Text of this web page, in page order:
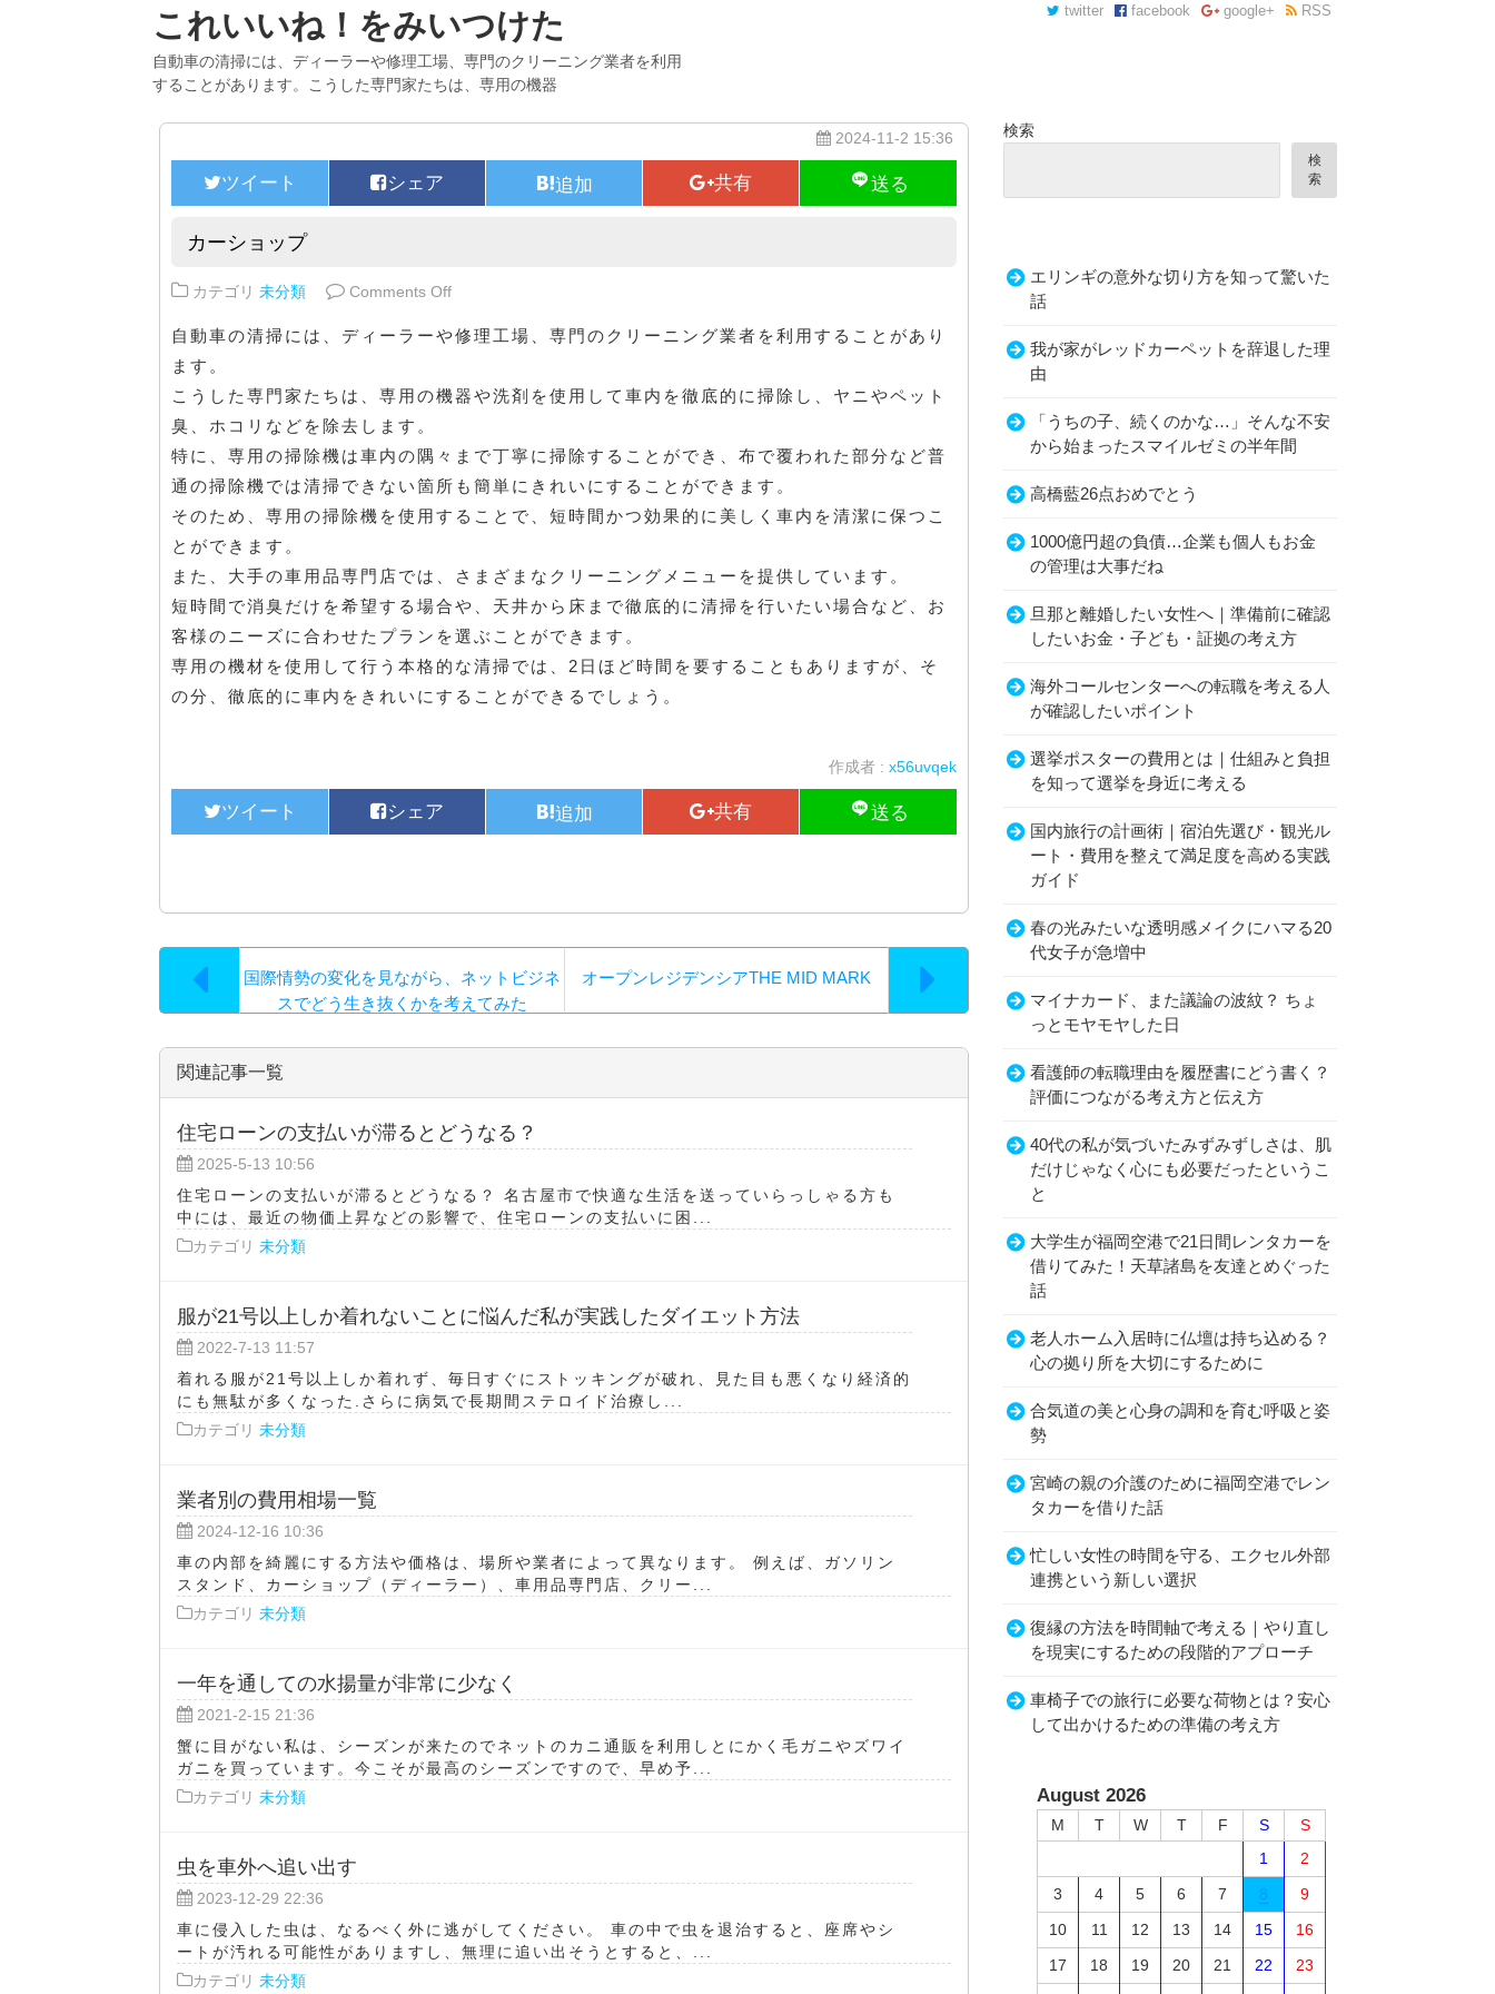
これいいね！をみいつけた
自動車の清掃には、ディーラーや修理工場、専門のクリーニング業者を利用
することがあります。こうした専門家たちは、専用の機器
twitter facebook google+ RSS
2024-11-2 15:36
カーショップ
カテゴリ 未分類 Comments Offon カーショップ
自動車の清掃には、ディーラーや修理工場、専門のクリーニング業者を利用することがあり
ます。
こうした専門家たちは、専用の機器や洗剤を使用して車内を徹底的に掃除し、ヤニやペット
臭、ホコリなどを除去します。
特に、専用の掃除機は車内の隅々まで丁寧に掃除することができ、布で覆われた部分など普
通の掃除機では清掃できない箇所も簡単にきれいにすることができます。
そのため、専用の掃除機を使用することで、短時間かつ効果的に美しく車内を清潔に保つこ
とができます。
また、大手の車用品専門店では、さまざまなクリーニングメニューを提供しています。
短時間で消臭だけを希望する場合や、天井から床まで徹底的に清掃を行いたい場合など、お
客様のニーズに合わせたプランを選ぶことができます。
専用の機材を使用して行う本格的な清掃では、2日ほど時間を要することもありますが、そ
の分、徹底的に車内をきれいにすることができるでしょう。
作成者 : x56uvqek
国際情勢の変化を見ながら、ネットビジネ
スでどう生き抜くかを考えてみた
オープンレジデンシアTHE MID MARK
関連記事一覧
住宅ローンの支払いが滞るとどうなる？
2025-5-13 10:56
住宅ローンの支払いが滞るとどうなる？ 名古屋市で快適な生活を送っていらっしゃる方も
中には、最近の物価上昇などの影響で、住宅ローンの支払いに困...
カテゴリ 未分類
服が21号以上しか着れないことに悩んだ私が実践したダイエット方法
2022-7-13 11:57
着れる服が21号以上しか着れず、毎日すぐにストッキングが破れ、見た目も悪くなり経済的
にも無駄が多くなった.さらに病気で長期間ステロイド治療し...
カテゴリ 未分類
業者別の費用相場一覧
2024-12-16 10:36
車の内部を綺麗にする方法や価格は、場所や業者によって異なります。 例えば、ガソリン
スタンド、カーショップ（ディーラー）、車用品専門店、クリー...
カテゴリ 未分類
一年を通しての水揚量が非常に少なく
2021-2-15 21:36
蟹に目がない私は、シーズンが来たのでネットのカニ通販を利用しとにかく毛ガニやズワイ
ガニを買っています。今こそが最高のシーズンですので、早め予...
カテゴリ 未分類
虫を車外へ追い出す
2023-12-29 22:36
車に侵入した虫は、なるべく外に逃がしてください。 車の中で虫を退治すると、座席やシ
ートが汚れる可能性がありますし、無理に追い出そうとすると、...
カテゴリ 未分類
検索
検
索
エリンギの意外な切り方を知って驚いた
話
我が家がレッドカーペットを辞退した理
由
「うちの子、続くのかな…」そんな不安
から始まったスマイルゼミの半年間
高橋藍26点おめでとう
1000億円超の負債…企業も個人もお金
の管理は大事だね
旦那と離婚したい女性へ｜準備前に確認
したいお金・子ども・証拠の考え方
海外コールセンターへの転職を考える人
が確認したいポイント
選挙ポスターの費用とは｜仕組みと負担
を知って選挙を身近に考える
国内旅行の計画術｜宿泊先選び・観光ル
ート・費用を整えて満足度を高める実践
ガイド
春の光みたいな透明感メイクにハマる20
代女子が急増中
マイナカード、また議論の波紋？ ちょ
っとモヤモヤした日
看護師の転職理由を履歴書にどう書く？
評価につながる考え方と伝え方
40代の私が気づいたみずみずしさは、肌
だけじゃなく心にも必要だったというこ
と
大学生が福岡空港で21日間レンタカーを
借りてみた！天草諸島を友達とめぐった
話
老人ホーム入居時に仏壇は持ち込める？
心の拠り所を大切にするために
合気道の美と心身の調和を育む呼吸と姿
勢
宮崎の親の介護のために福岡空港でレン
タカーを借りた話
忙しい女性の時間を守る、エクセル外部
連携という新しい選択
復縁の方法を時間軸で考える｜やり直し
を現実にするための段階的アプローチ
車椅子での旅行に必要な荷物とは？安心
して出かけるための準備の考え方
August 2026
M T W T F S
S
1
2
3
4 5 6 7 8
9
10
11 12 13 14 15
16
17
18 19 20 21 22
23